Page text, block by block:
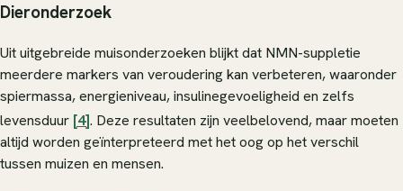
Dieronderzoek
Uit uitgebreide muisonderzoeken blijkt dat NMN-suppletie
meerdere markers van veroudering kan verbeteren, waaronder
spiermassa, energieniveau, insulinegevoeligheid en zelfs
levensduur [4]. Deze resultaten zijn veelbelovend, maar moeten
altijd worden geïnterpreteerd met het oog op het verschil
tussen muizen en mensen.